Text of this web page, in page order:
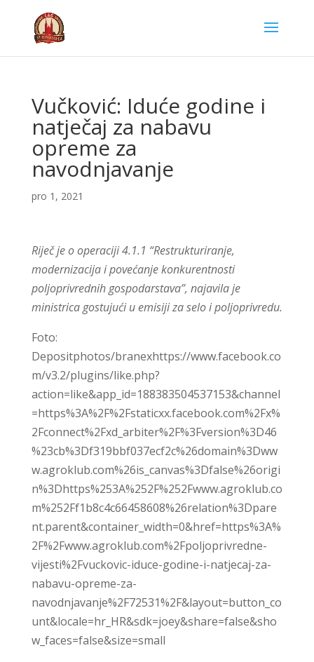
Vučković: Iduće godine i
natječaj za nabavu
opreme za
navodnjavanje
pro 1, 2021
Riječ je o operaciji 4.1.1 “Restrukturiranje,
modernizacija i povećanje konkurentnosti
poljoprivrednih gospodarstava”, najavila je
ministrica gostujući u emisiji za selo i poljoprivredu.
Foto:
Depositphotos/branexhttps://www.facebook.co
m/v3.2/plugins/like.php?
action=like&app_id=188383504537153&channel
=https%3A%2F%2Fstaticxx.facebook.com%2Fx%
2Fconnect%2Fxd_arbiter%2F%3Fversion%3D46
%23cb%3Df319bbf037ecf2c%26domain%3Dww
w.agroklub.com%26is_canvas%3Dfalse%26origi
n%3Dhttps%253A%252F%252Fwww.agroklub.co
m%252Ff1b8c4c66458608%26relation%3Dpare
nt.parent&container_width=0&href=https%3A%
2F%2Fwww.agroklub.com%2Fpoljoprivredne-
vijesti%2Fvuckovic-iduce-godine-i-natjecaj-za-
nabavu-opreme-za-
navodnjavanje%2F72531%2F&layout=button_co
unt&locale=hr_HR&sdk=joey&share=false&sho
w_faces=false&size=small